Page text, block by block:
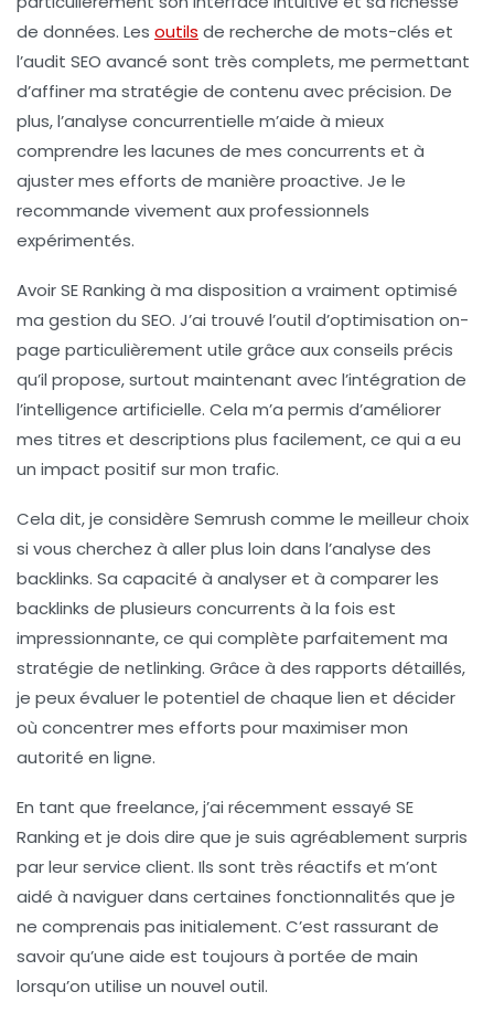
de données. Les outils de recherche de mots-clés et
l’audit SEO avancé sont très complets, me permettant
d’affiner ma stratégie de contenu avec précision. De
plus, l’analyse concurrentielle m’aide à mieux
comprendre les lacunes de mes concurrents et à
ajuster mes efforts de manière proactive. Je le
recommande vivement aux professionnels
expérimentés.
AvoirSE Ranking à ma disposition a vraiment optimisé
ma gestion du SEO. J’ai trouvé l’outil d’optimisation on-
page particulièrement utile grâce aux conseils précis
qu’il propose, surtout maintenant avec l’intégration de
l’intelligence artificielle. Cela m’a permis d’améliorer
mes titres et descriptions plus facilement, ce qui a eu
un impact positif sur mon trafic.
Cela dit, je considère Semrush comme le meilleur choix
si vous cherchez à aller plus loin dans l’analyse des
backlinks. Sa capacité à analyser et à comparer les
backlinks de plusieurs concurrents à la fois est
impressionnante, ce qui complète parfaitement ma
stratégie de netlinking. Grâce à des rapports détaillés,
je peux évaluer le potentiel de chaque lien et décider
où concentrer mes efforts pour maximiser mon
autorité en ligne.
En tant que freelance, j’ai récemment essayé SE
Ranking et je dois dire que je suis agréablement surpris
par leur service client. Ils sont très réactifs et m’ont
aidé à naviguer dans certaines fonctionnalités que je
ne comprenais pas initialement. C’est rassurant de
savoir qu’une aide est toujours à portée de main
lorsqu’on utilise un nouvel outil.